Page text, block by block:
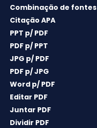
Combinação de fontes
Citação APA
PPT p/ PDF
PDF p/ PPT
JPG p/ PDF
PDF p/ JPG
Word p/ PDF
Editar PDF
Juntar PDF
Dividir PDF